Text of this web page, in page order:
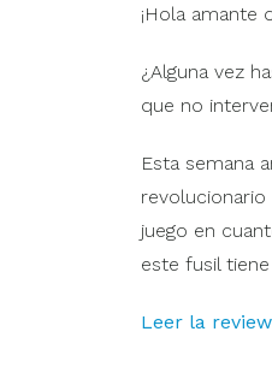
¡Hola amante
¿Alguna vez
que no
Esta semana
juego en
este fusil
Leer la